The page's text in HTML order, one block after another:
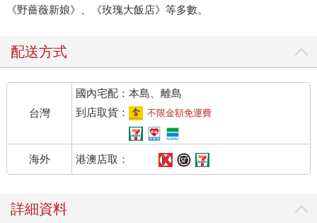
《野薔薇新娘》、《玫瑰大飯店》等多數。
配送方式
台灣
國內宅配：本島、離島
到店取貨：
不限金額免運費
海外 港澳店取：
詳細資料